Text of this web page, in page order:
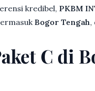
kredibel, PKBM
Bogor Tengah,
C di